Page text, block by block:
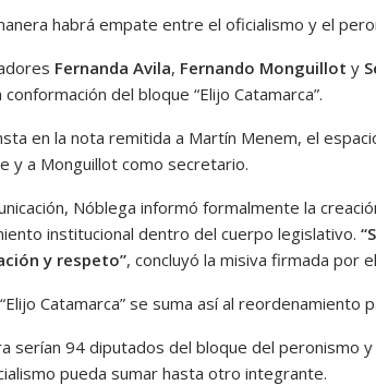
habrá empate entre el oficialismo y el
Fernanda Avila, Fernando Monguillot y
conformación del bloque “Elijo Catamarca”.
en la nota remitida a Martín Menem, el
y a Monguillot como secretario.
Nóblega informó formalmente la
institucional dentro del cuerpo legislativo.
y respeto”, concluyó la misiva firmada por
Catamarca” se suma así al
serían 94 diputados del bloque del peronismo
pueda sumar hasta otro integrante.